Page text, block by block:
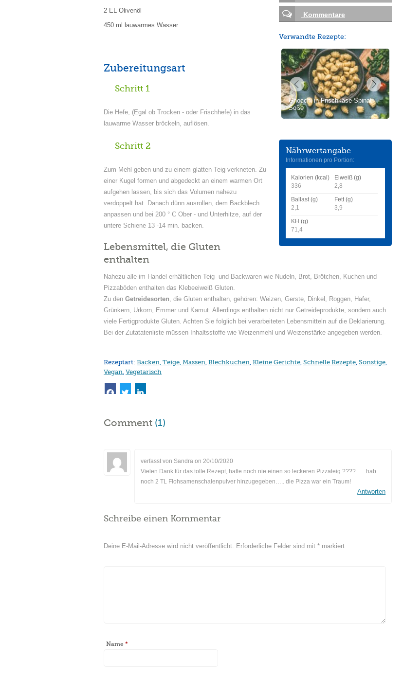
Kommentare
Verwandte Rezepte:
Gnocchi in Frischkäse-Spinat-
Soße
Nährwertangabe
Informationen pro Portion:
Kalorien (kcal)
336
Eiweiß (g)
2,8
Ballast (g)
2,1
Fett (g)
3,9
KH (g)
71,4
2 EL Olivenöl
450 ml lauwarmes Wasser
Zubereitungsart
Schritt 1
Die Hefe, (Egal ob Trocken - oder Frischhefe) in das
lauwarme Wasser bröckeln, auflösen.
Schritt 2
Zum Mehl geben und zu einem glatten Teig verkneten. Zu
einer Kugel formen und abgedeckt an einem warmen Ort
aufgehen lassen, bis sich das Volumen nahezu
verdoppelt hat. Danach dünn ausrollen, dem Backblech
anpassen und bei 200 ° C Ober - und Unterhitze, auf der
untere Schiene 13 -14 min. backen.
Lebensmittel, die Gluten
enthalten
Nahezu alle im Handel erhältlichen Teig- und Backwaren wie Nudeln, Brot, Brötchen, Kuchen und
Pizzaböden enthalten das Klebeeiweiß Gluten.
Zu den Getreidesorten, die Gluten enthalten, gehören: Weizen, Gerste, Dinkel, Roggen, Hafer,
Grünkern, Urkorn, Emmer und Kamut. Allerdings enthalten nicht nur Getreideprodukte, sondern auch
viele Fertigprodukte Gluten. Achten Sie folglich bei verarbeiteten Lebensmitteln auf die Deklarierung.
Bei der Zutatatenliste müssen Inhaltsstoffe wie Weizenmehl und Weizenstärke angegeben werden.
Rezeptart: Backen, Teige, Massen, Blechkuchen, Kleine Gerichte, Schnelle Rezepte, Sonstige,
Vegan, Vegetarisch
Comment (1)
verfasst von Sandra on 20/10/2020
Vielen Dank für das tolle Rezept, hatte noch nie einen so leckeren Pizzateig ????….. hab
noch 2 TL Flohsamenschalenpulver hinzugegeben….. die Pizza war ein Traum!
Antworten
Schreibe einen Kommentar
Deine E-Mail-Adresse wird nicht veröffentlicht. Erforderliche Felder sind mit * markiert
Name *